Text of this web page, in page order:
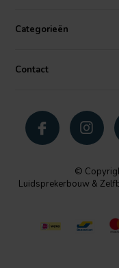
Categorieën
Contact
©
Luidsprekerbouw &